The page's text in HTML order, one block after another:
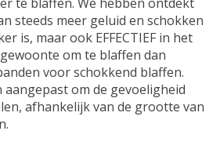
steeds meer geluid en schokken
is, maar ook EFFECTIEF in het
om te blaffen dan
voor schokkend blaffen.
aangepast om de gevoeligheid
afhankelijk van de grootte van